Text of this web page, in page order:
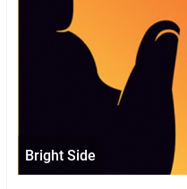
Bright Side